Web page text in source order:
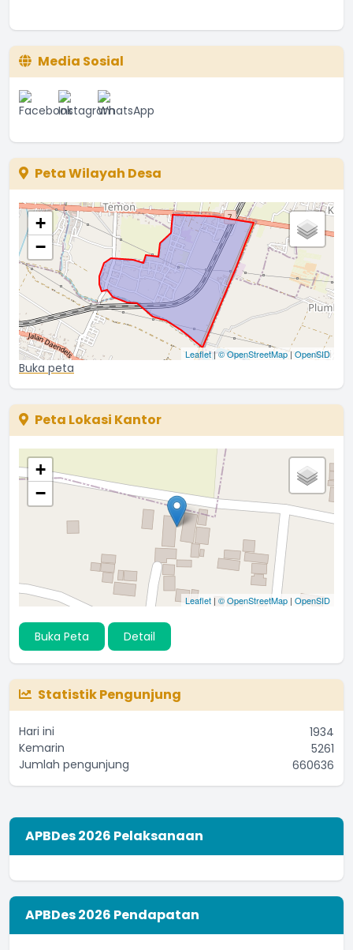
Media Sosial
Peta Wilayah Desa
+
−
Leaflet|© OpenStreetMap|OpenSID
Buka peta
Peta Lokasi Kantor
+
−
Leaflet | © OpenStreetMap | OpenSID
Buka Peta Detail
Statistik Pengunjung
Hari ini
1934
Kemarin
5261
Jumlah pengunjung
660636
APBDes 2026 Pelaksanaan
APBDes 2026 Pendapatan